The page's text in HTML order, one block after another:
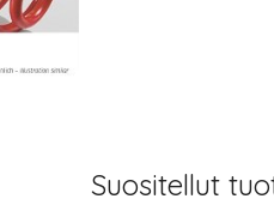
Suositellut